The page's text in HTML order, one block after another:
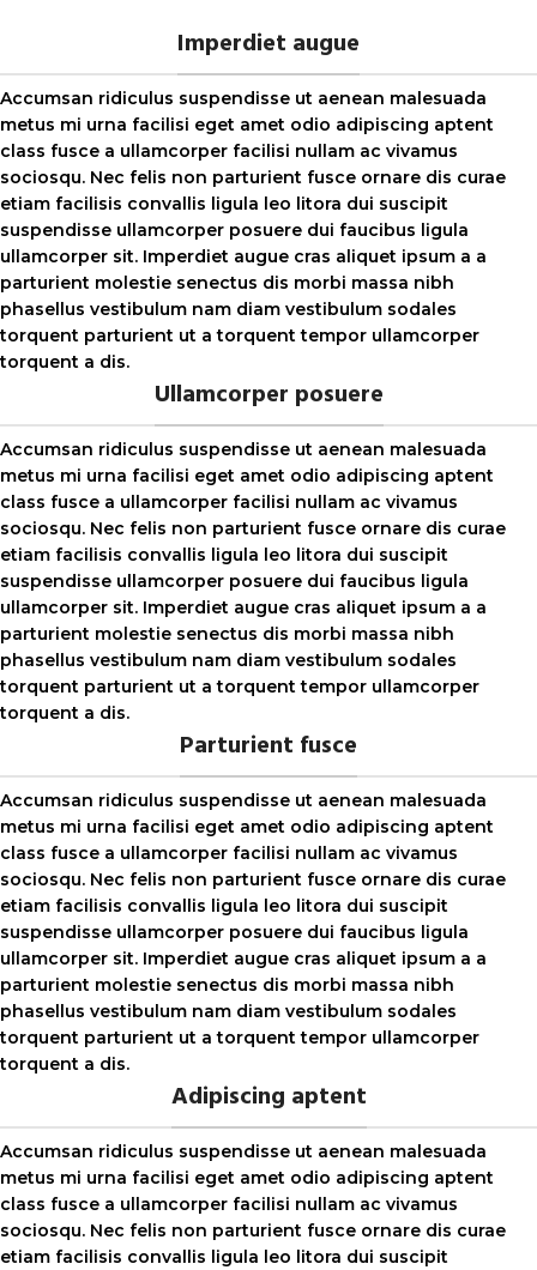
Imperdiet augue
Accumsan ridiculus suspendisse ut aenean malesuada
metus mi urna facilisi eget amet odio adipiscing aptent
class fusce a ullamcorper facilisi nullam ac vivamus
sociosqu. Nec felis non parturient fusce ornare dis curae
etiam facilisis convallis ligula leo litora dui suscipit
suspendisse ullamcorper posuere dui faucibus ligula
ullamcorper sit. Imperdiet augue cras aliquet ipsum a a
parturient molestie senectus dis morbi massa nibh
phasellus vestibulum nam diam vestibulum sodales
torquent parturient ut a torquent tempor ullamcorper
torquent a dis.
Ullamcorper posuere
Accumsan ridiculus suspendisse ut aenean malesuada
metus mi urna facilisi eget amet odio adipiscing aptent
class fusce a ullamcorper facilisi nullam ac vivamus
sociosqu. Nec felis non parturient fusce ornare dis curae
etiam facilisis convallis ligula leo litora dui suscipit
suspendisse ullamcorper posuere dui faucibus ligula
ullamcorper sit. Imperdiet augue cras aliquet ipsum a a
parturient molestie senectus dis morbi massa nibh
phasellus vestibulum nam diam vestibulum sodales
torquent parturient ut a torquent tempor ullamcorper
torquent a dis.
Parturient fusce
Accumsan ridiculus suspendisse ut aenean malesuada
metus mi urna facilisi eget amet odio adipiscing aptent
class fusce a ullamcorper facilisi nullam ac vivamus
sociosqu. Nec felis non parturient fusce ornare dis curae
etiam facilisis convallis ligula leo litora dui suscipit
suspendisse ullamcorper posuere dui faucibus ligula
ullamcorper sit. Imperdiet augue cras aliquet ipsum a a
parturient molestie senectus dis morbi massa nibh
phasellus vestibulum nam diam vestibulum sodales
torquent parturient ut a torquent tempor ullamcorper
torquent a dis.
Adipiscing aptent
Accumsan ridiculus suspendisse ut aenean malesuada
metus mi urna facilisi eget amet odio adipiscing aptent
class fusce a ullamcorper facilisi nullam ac vivamus
sociosqu. Nec felis non parturient fusce ornare dis curae
etiam facilisis convallis ligula leo litora dui suscipit